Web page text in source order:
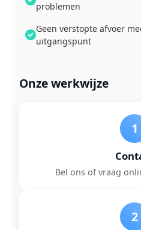
problemen
Geen verstopte afvoer
uitgangspunt
Onze werkwijze
1
Bel ons of vraag
2